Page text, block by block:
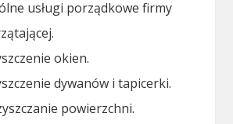
usługi porządkowe firmy
okien.
dywanów i tapicerki.
powierzchni.